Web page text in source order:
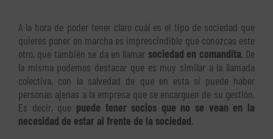
A la hora de poder tener claro cuál es el tipo de sociedad que
quieres poner en marcha es imprescindible que conozcas este
otro, que también se da en llamar sociedad en comandita. De
la misma podemos destacar que es muy similar a la llamada
colectiva, con la salvedad de que en esta sí puede haber
personas ajenas a la empresa que se encarguen de su gestión.
Es decir, que puede tener socios que no se vean en la
necesidad de estar al frente de la sociedad.